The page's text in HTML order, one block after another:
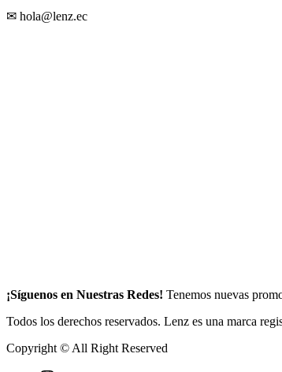
✉ hola@lenz.ec
¡Síguenos en Nuestras Redes! Tenemos nuevas
Todos los derechos reservados. Lenz es una marca
Copyright © All Right Reserved